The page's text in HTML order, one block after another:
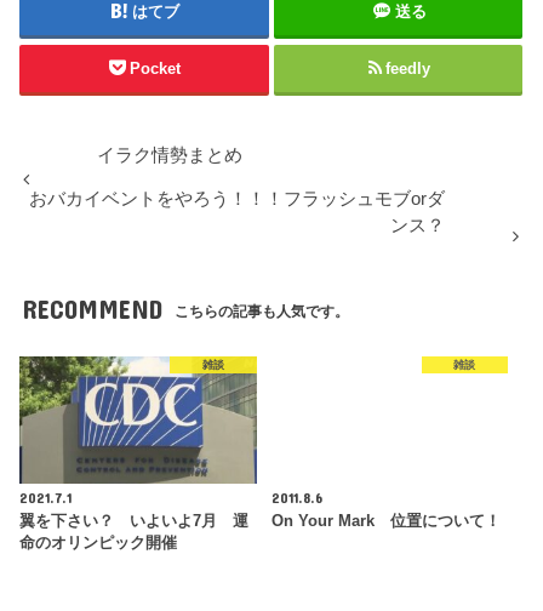
はてブ 送る
Pocket feedly
イラク情勢まとめ
おバカイベントをやろう！！！フラッシュモブorダ
ンス？
RECOMMEND こちらの記事も人気です。
雑談
2021.7.1
翼を下さい？ いよいよ7月 運
命のオリンピック開催
雑談
2011.8.6
On Your Mark 位置について！